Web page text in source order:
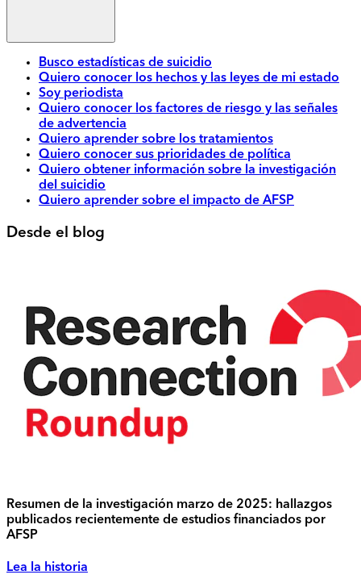
Busco estadísticas de suicidio
Quiero conocer los hechos y las leyes de mi estado
Soy periodista
Quiero conocer los factores de riesgo y las señales
de advertencia
Quiero aprender sobre los tratamientos
Quiero conocer sus prioridades de política
Quiero obtener información sobre la investigación
del suicidio
Quiero aprender sobre el impacto de AFSP
Desde el blog
Resumen de la investigación marzo de 2025: hallazgos
publicados recientemente de estudios financiados por
AFSP
Lea la historia